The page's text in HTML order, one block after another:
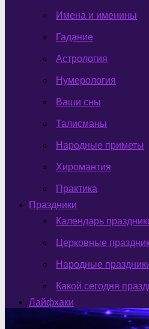
Имена и именины
Гадание
Астрология
Нумерология
Ваши сны
Талисманы
Народные приметы
Хиромантия
Практика
Праздники
Календарь
Церковные
Народные
Какой сегодня
Лайфхаки